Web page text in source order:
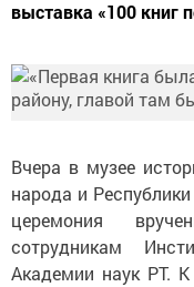
выставка «100 книг
Вчера в музее
народа и
церемония
сотрудникам
Академии наук РТ.